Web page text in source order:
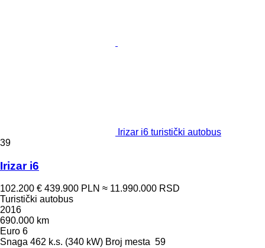
Irizar i6 turistički autobus
39
Irizar i6
102.200 € 439.900 PLN ≈ 11.990.000 RSD
Turistički autobus
2016
690.000 km
Euro 6
Snaga 462 k.s. (340 kW) Broj mesta 59